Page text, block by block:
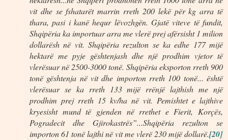
vit dhe se fshatarët marrin rreth 200 lekë për kg arra të
thara, pasi i kanë hequr lëvozhgën. Gjatë viteve të fundit,
Shqipëria ka importuar arra me vlerë prej afërsisht 1 milion
dollarësh në vit. Shqipëria rezulton se ka edhe 177 mijë
hektarë me pyje gështenjash dhe një prodhim vjetor të
vlerësuar në 2500-3000 tonë. Shqipëria eksporton rreth 900
tonë gështenja në vit dhe importon rreth 100 tonë... është
vlerësuar se ka rreth 133 mijë rrënjë lajthish me një
prodhim prej rreth 15 kv/ha në vit. Pemishtet e lajthive
kryesisht mund të gjenden në rrethet e Fierit, Korçës,
Pogradecit dhe Gjirokastrës”...Shqipëria rezulton se
importon 61 tonë lajthi në vit me vlerë 230 mijë dollarë.[20]